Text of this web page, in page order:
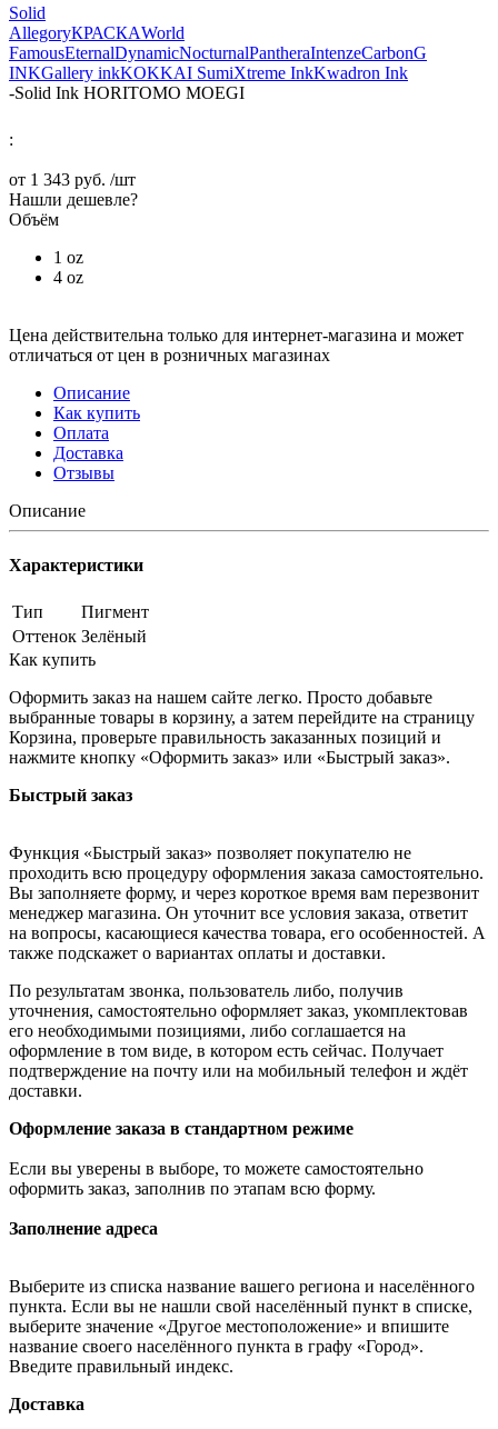
Solid
AllegoryКРАСКАWorld
FamousEternalDynamicNocturnalPantheraIntenzeCarbonG
INKGallery inkKOKKAI SumiXtreme InkKwadron Ink
-Solid Ink HORITOMO MOEGI
:
от 1 343 руб. /шт
Нашли дешевле?
Объём
1 oz
4 oz
Цена действительна только для интернет-магазина и может
отличаться от цен в розничных магазинах
Описание
Как купить
Оплата
Доставка
Отзывы
Описание
Характеристики
Тип
Пигмент
Оттенок Зелёный
Как купить
Оформить заказ на нашем сайте легко. Просто добавьте
выбранные товары в корзину, а затем перейдите на страницу
Корзина, проверьте правильность заказанных позиций и
нажмите кнопку «Оформить заказ» или «Быстрый заказ».
Быстрый заказ
Функция «Быстрый заказ» позволяет покупателю не
проходить всю процедуру оформления заказа самостоятельно.
Вы заполняете форму, и через короткое время вам перезвонит
менеджер магазина. Он уточнит все условия заказа, ответит
на вопросы, касающиеся качества товара, его особенностей. А
также подскажет о вариантах оплаты и доставки.
По результатам звонка, пользователь либо, получив
уточнения, самостоятельно оформляет заказ, укомплектовав
его необходимыми позициями, либо соглашается на
оформление в том виде, в котором есть сейчас. Получает
подтверждение на почту или на мобильный телефон и ждёт
доставки.
Оформление заказа в стандартном режиме
Если вы уверены в выборе, то можете самостоятельно
оформить заказ, заполнив по этапам всю форму.
Заполнение адреса
Выберите из списка название вашего региона и населённого
пункта. Если вы не нашли свой населённый пункт в списке,
выберите значение «Другое местоположение» и впишите
название своего населённого пункта в графу «Город».
Введите правильный индекс.
Доставка